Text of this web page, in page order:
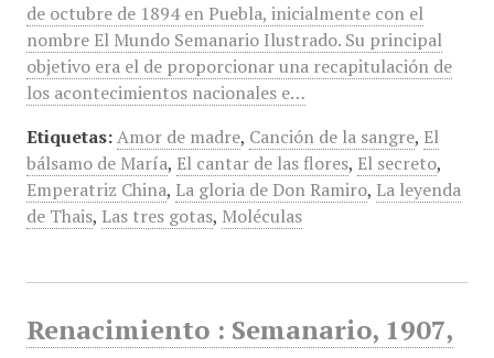
de octubre de 1894 en Puebla, inicialmente con el
nombre El Mundo Semanario Ilustrado. Su principal
objetivo era el de proporcionar una recapitulación de
los acontecimientos nacionales e…
Etiquetas: Amor de madre, Canción de la sangre, El
bálsamo de María, El cantar de las flores, El secreto,
Emperatriz China, La gloria de Don Ramiro, La leyenda
de Thais, Las tres gotas, Moléculas
Renacimiento : Semanario, 1907,